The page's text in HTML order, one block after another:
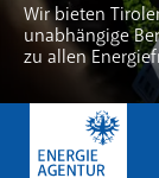
Wir bieten
unabhängige
zu allen